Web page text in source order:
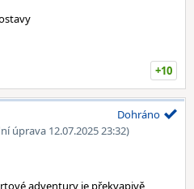
+10
úprava 12.07.2025 23:32)
Dohráno
adventury je překvapivě